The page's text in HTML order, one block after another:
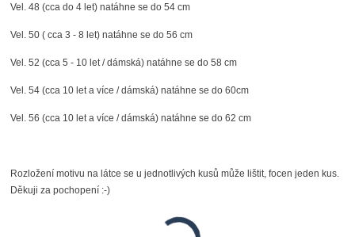
Vel. 48 (cca do 4 let) natáhne se do 54 cm
Vel. 50 ( cca 3 - 8 let) natáhne se do 56 cm
Vel. 52 (cca 5 - 10 let / dámská) natáhne se do 58 cm
Vel. 54 (cca 10 let a více / dámská) natáhne se do 60cm
Vel. 56 (cca 10 let a více / dámská) natáhne se do 62 cm
Rozložení motivu na látce se u jednotlivých kusů může lištit, focen jeden kus.
Děkuji za pochopení :-)